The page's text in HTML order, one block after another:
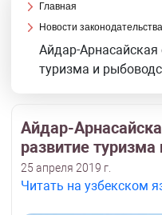
Главная
Новости законодательства
Айдар-Арнасайская
туризма и
Айдар-
развитие
25 апреля 2019 г.
Читать на узбекском